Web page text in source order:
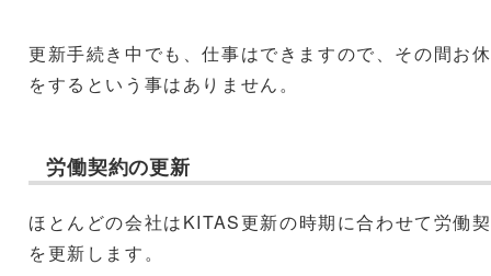
更新手続き中でも、仕事はできますので、その間お
をするという事はありません。
労働契約の更新
ほとんどの会社はKITAS更新の時期に合わせて労働
を更新します。